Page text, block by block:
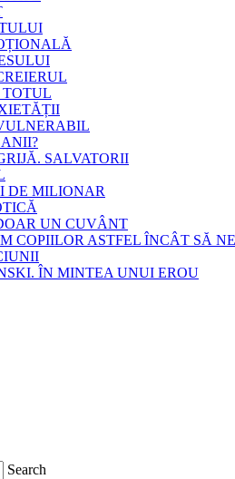
TOTUL
SALVATORII
DE MILIONAR
UN CUVÂNT
COPIILOR ASTFEL ÎNCÂT SĂ
ÎN MINTEA UNUI EROU
Search